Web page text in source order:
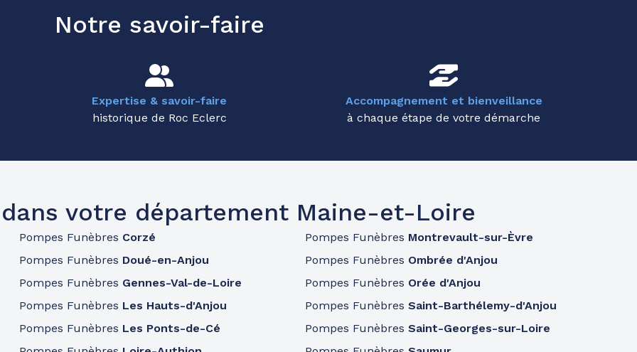
23.9km
35.2km
Notre savoir-faire
Expertise & savoir-faire
historique de Roc Eclerc
Accompagnement et bienveillance
à chaque étape de votre démarche
dans votre département Maine-et-Loire
Pompes Funèbres Corzé
Pompes Funèbres Doué-en-Anjou
Pompes Funèbres Gennes-Val-de-Loire
Pompes Funèbres Les Hauts-d'Anjou
Pompes Funèbres Les Ponts-de-Cé
Pompes Funèbres Montrevault-sur-Èvre
Pompes Funèbres Ombrée d'Anjou
Pompes Funèbres Orée d'Anjou
Pompes FunèbresSaint-Barthélemy-d'Anjou
Pompes FunèbresSaint-Georges-sur-Loire